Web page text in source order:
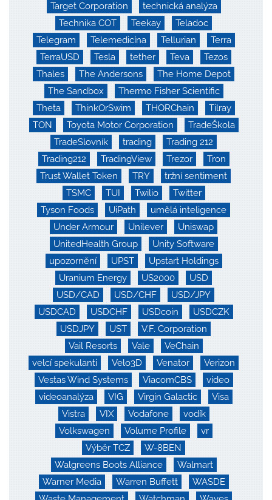
Target Corporation
technická analýza
Technika COT
Teekay
Teladoc
Telegram
Telemedicína Tellurian
Terra
TerraUSD
Tesla tether Teva
Tezos
Thales
The Andersons
The Home Depot
The Sandbox
Thermo Fisher Scientific
Theta
ThinkOrSwim THORChain
Tilray
TON
Toyota Motor Corporation
TradeŠkola
TradeSlovník
trading
Trading 212
Trading212
TradingView Trezor
Tron
Trust Wallet Token
TRY
tržní sentiment
TSMC
TUI Twilio
Twitter
Tyson Foods
UiPath
umělá inteligence
Under Armour
Unilever
Uniswap
UnitedHealth Group
Unity Software
upozornění
UPST
Upstart Holdings
Uranium Energy
US2000
USD
USD/CAD
USD/CHF
USD/JPY
USDCAD
USDCHF USDcoin
USDCZK
USDJPY
UST
V.F. Corporation
Vail Resorts
Vale
VeChain
velcí spekulanti
Velo3D Venator
Verizon
Vestas Wind Systems
ViacomCBS
video
videoanalýza
VIG Virgin Galactic
Visa
Vistra
VIX Vodafone
vodík
Volkswagen
Volume Profile
vr
Výběr TCZ
W-8BEN
Walgreens Boots Alliance
Walmart
Warner Media
Warren Buffett
WASDE